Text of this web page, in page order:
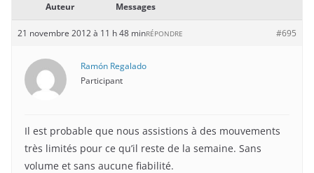
Auteur Messages
21 novembre 2012 à 11 h 48 min #695
RÉPONDRE
Ramón Regalado
Participant
Il est probable que nous assistions à des mouvements
très limités pour ce qu’il reste de la semaine. Sans
volume et sans aucune fiabilité.